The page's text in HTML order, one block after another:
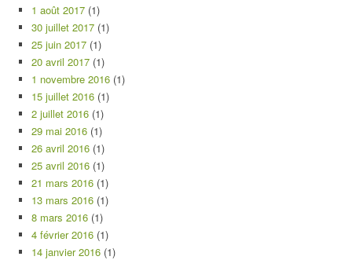
1 août 2017 (1)
30 juillet 2017 (1)
25 juin 2017 (1)
20 avril 2017 (1)
1 novembre 2016 (1)
15 juillet 2016 (1)
2 juillet 2016 (1)
29 mai 2016 (1)
26 avril 2016 (1)
25 avril 2016 (1)
21 mars 2016 (1)
13 mars 2016 (1)
8 mars 2016 (1)
4 février 2016 (1)
14 janvier 2016 (1)